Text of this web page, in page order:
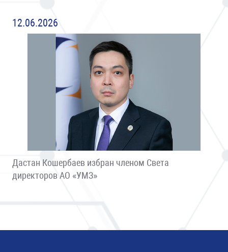
12.06.2026
Дастан Кошербаев избран членом Света
директоров АО «УМЗ»